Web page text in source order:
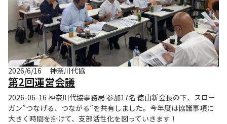
2026/6/16 神奈川代協
第2回運営会議
2026-06-16 神奈川代協事務局 参加17名 徳山新会長の下、スロー
ガン”つなげる、つながる”を共有しました。今年度は協議事項に
大きく時間を掛けて、支部活性化を図っていきます！